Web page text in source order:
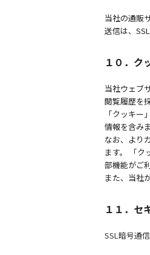
当社の通販
送信は、
１０．ク
当社ウェブ
閲覧履歴を
「クッキ
情報を含み
なお、より
ます。 「ク
部機能がご
また、当社
１１． セ
SSL暗号通